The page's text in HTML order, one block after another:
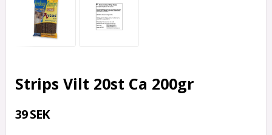
Strips Vilt 20st Ca 200gr
39 SEK